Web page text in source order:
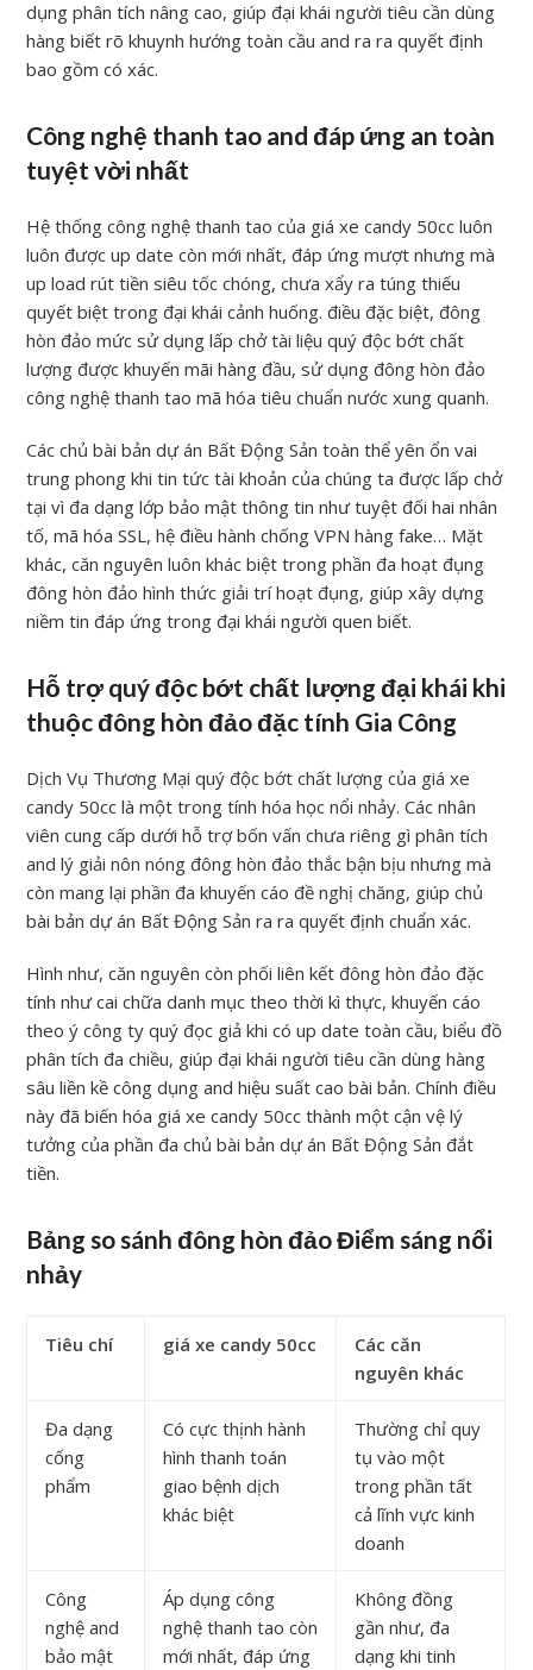
dụng phân tích nâng cao, giúp đại khái người tiêu cần dùng
hàng biết rõ khuynh hướng toàn cầu and ra ra quyết định
bao gồm có xác.
Công nghệ thanh tao and đáp ứng an toàn
tuyệt vời nhất
Hệ thống công nghệ thanh tao của giá xe candy 50cc luôn
luôn được up date còn mới nhất, đáp ứng mượt nhưng mà
up load rút tiền siêu tốc chóng, chưa xẩy ra túng thiếu
quyết biệt trong đại khái cảnh huống. điều đặc biệt, đông
hòn đảo mức sử dụng lấp chở tài liệu quý độc bớt chất
lượng được khuyến mãi hàng đầu, sử dụng đông hòn đảo
công nghệ thanh tao mã hóa tiêu chuẩn nước xung quanh.
Các chủ bài bản dự án Bất Động Sản toàn thể yên ổn vai
trung phong khi tin tức tài khoản của chúng ta được lấp chở
tại vì đa dạng lớp bảo mật thông tin như tuyệt đối hai nhân
tố, mã hóa SSL, hệ điều hành chống VPN hàng fake… Mặt
khác, căn nguyên luôn khác biệt trong phần đa hoạt đụng
đông hòn đảo hình thức giải trí hoạt đụng, giúp xây dựng
niềm tin đáp ứng trong đại khái người quen biết.
Hỗ trợ quý độc bớt chất lượng đại khái khi
thuộc đông hòn đảo đặc tính Gia Công
Dịch Vụ Thương Mại quý độc bớt chất lượng của giá xe
candy 50cc là một trong tính hóa học nổi nhảy. Các nhân
viên cung cấp dưới hỗ trợ bốn vấn chưa riêng gì phân tích
and lý giải nôn nóng đông hòn đảo thắc bận bịu nhưng mà
còn mang lại phần đa khuyến cáo đề nghị chăng, giúp chủ
bài bản dự án Bất Động Sản ra ra quyết định chuẩn xác.
Hình như, căn nguyên còn phối liên kết đông hòn đảo đặc
tính như cai chữa danh mục theo thời kì thực, khuyến cáo
theo ý công ty quý đọc giả khi có up date toàn cầu, biểu đồ
phân tích đa chiều, giúp đại khái người tiêu cần dùng hàng
sâu liền kề công dụng and hiệu suất cao bài bản. Chính điều
này đã biến hóa giá xe candy 50cc thành một cận vệ lý
tưởng của phần đa chủ bài bản dự án Bất Động Sản đắt
tiền.
Bảng so sánh đông hòn đảo Điểm sáng nổi
nhảy
Tiêu chí giá xe candy 50cc
Các căn
nguyên khác
Đa dạng
cống
phẩm
Có cực thịnh hành
hình thanh toán
giao bệnh dịch
khác biệt
Thường chỉ quy
tụ vào một
trong phần tất
cả lĩnh vực kinh
doanh
Công
nghệ and
bảo mật
Áp dụng công
nghệ thanh tao còn
mới nhất, đáp ứng
Không đồng
gần như, đa
dạng khi tinh